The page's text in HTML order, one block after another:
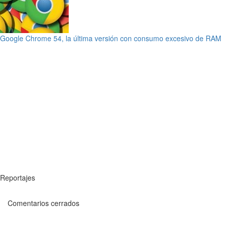
Google Chrome 54, la última versión con consumo excesivo de RAM
Reportajes
Comentarios cerrados